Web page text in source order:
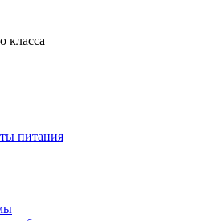
класса
питания